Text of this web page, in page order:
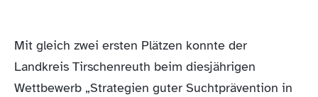
Mit gleich zwei ersten Plätzen konnte der
Landkreis Tirschenreuth beim diesjährigen
Wettbewerb „Strategien guter Suchtprävention in